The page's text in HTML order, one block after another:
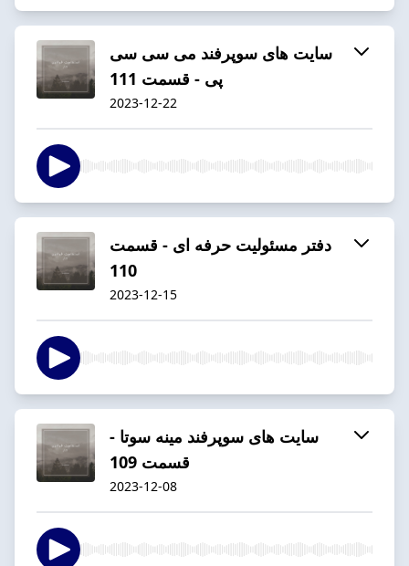
سایت های سوپرفند می سی سی
پی - قسمت 111
2023-12-22
دفتر مسئولیت حرفه ای - قسمت
110
2023-12-15
سایت های سوپرفند مینه سوتا -
قسمت 109
2023-12-08